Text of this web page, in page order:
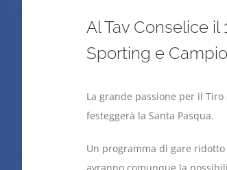
Al Tav Conselice il
Sporting e
La grande passione per il
festeggerà la Santa Pasqua.
Un programma di gare